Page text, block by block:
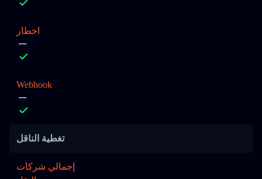
اخطار
Webhook
تغطية الناقل
إجمالي شركات